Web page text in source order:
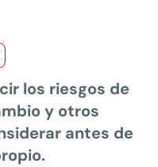
los riesgos de
y otros
antes de